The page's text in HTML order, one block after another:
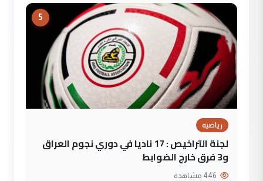
5
رياضية
لجنة التراخيص : 17 ناديا في دوري نجوم العراق
و3 فرق خارج الضوابط